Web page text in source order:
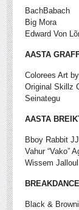
BachBabach
Big Mora
Edward Von
AASTA
Colorees Art
Original Skillz
Seinategu
AASTA
Bboy Rabbit
Vahur “Vako”
Wissem
Black &